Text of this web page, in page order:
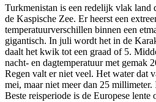
Turkmenistan is een redelijk vlak land
de Kaspische Zee. Er heerst een
temperatuurverschillen binnen een
gigantisch. In juli wordt het in de
daalt het kwik tot een graad of 5.
nacht- en dagtemperatuur met gemak
Regen valt er niet veel. Het water dat
mei, maar niet meer dan 25
Beste reisperiode is de Europese lente